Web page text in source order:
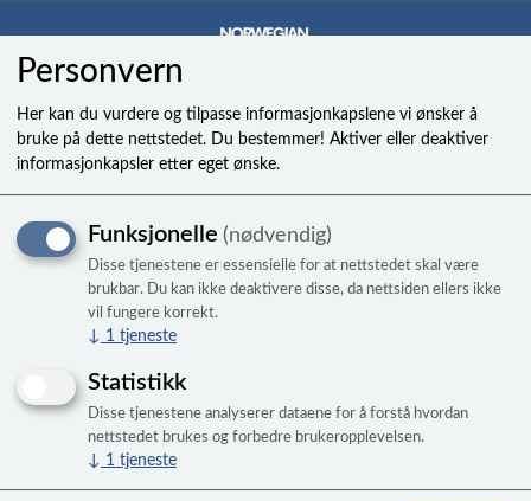
449-007 plug 3/4 spig
Personvern
Her kan du vurdere og tilpasse informasjonkapslene vi ønsker å
bruke på dette nettstedet. Du bestemmer! Aktiver eller deaktiver
informasjonkapsler etter eget ønske.
Funksjonelle (nødvendig)
Disse tjenestene er essensielle for at nettstedet skal være
brukbar. Du kan ikke deaktivere disse, da nettsiden ellers ikke
vil fungere korrekt.
↓ 1 tjeneste
Statistikk
Disse tjenestene analyserer dataene for å forstå hvordan
nettstedet brukes og forbedre brukeropplevelsen.
↓ 1 tjeneste